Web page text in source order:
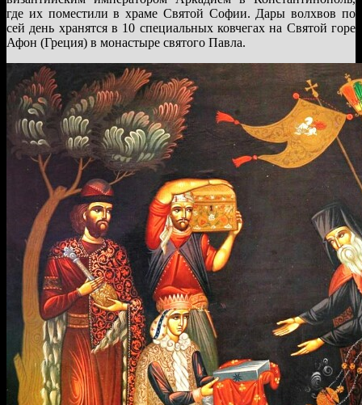
где их поместили в храме Святой Софии. Дары волхвов по
сей день хранятся в 10 специальных ковчегах на Святой горе
Афон (Греция) в монастыре святого Павла.